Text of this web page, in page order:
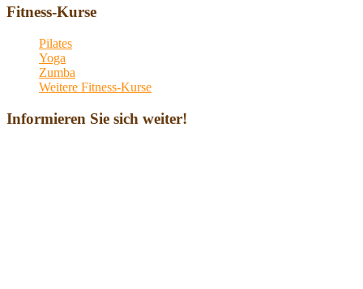
Fitness-Kurse
Pilates
Yoga
Zumba
Weitere Fitness-Kurse
Informieren Sie sich weiter!